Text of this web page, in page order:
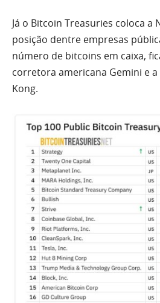
Já o Bitcoin Treasuries coloca a
posição dentre empresas
número de bitcoins em caixa,
corretora americana Gemini e a
Kong.